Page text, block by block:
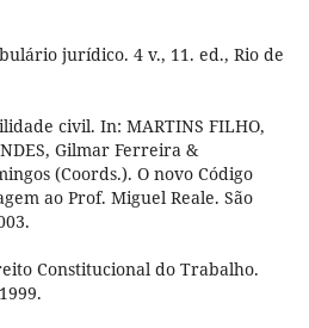
jurídico. 4 v., 11. ed., Rio de
civil. In: MARTINS FILHO,
Gilmar Ferreira &
(Coords.). O novo Código
ao Prof. Miguel Reale. São
Constitucional do Trabalho.